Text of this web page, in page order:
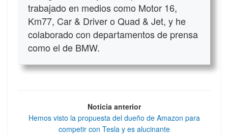
trabajado en medios como Motor 16,
Km77, Car & Driver o Quad & Jet, y he
colaborado con departamentos de prensa
como el de BMW.
Noticia anterior
Hemos visto la propuesta del dueño de Amazon para
competir con Tesla y es alucinante